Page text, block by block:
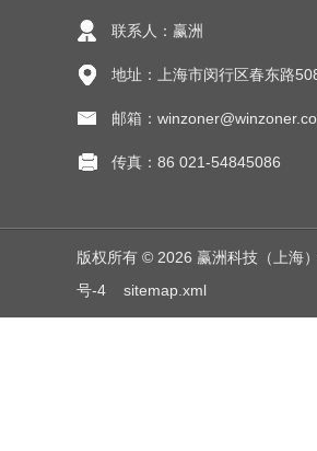
联系人：赢洲
地址：上海市闵行区春东路
邮箱：
传真：86 021-54845086
版权所有 © 2026 赢洲科技（上
号-4
sitemap.xml